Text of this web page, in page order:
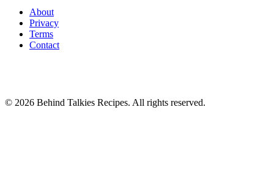
About
Privacy
Terms
Contact
© 2026 Behind Talkies Recipes. All rights reserved.